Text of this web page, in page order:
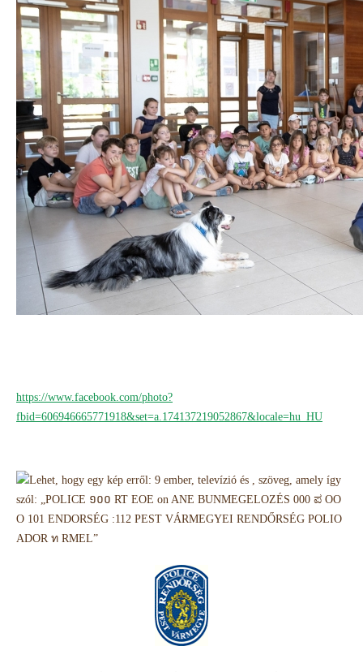
https://www.facebook.com/photo?
fbid=606946665771918&set=a.174137219052867&locale=hu_HU